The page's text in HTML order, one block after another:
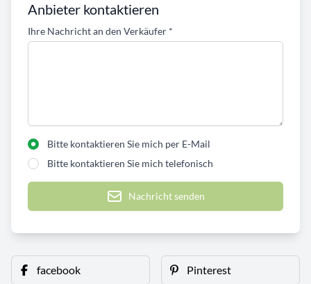
Anbieter kontaktieren
Ihre Nachricht an den Verkäufer *
Bitte kontaktieren Sie mich per E-Mail
Bitte kontaktieren Sie mich telefonisch
Nachricht senden
facebook Pinterest